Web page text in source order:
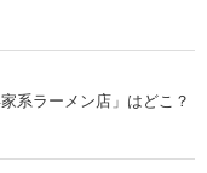
系ラーメン店」はどこ？